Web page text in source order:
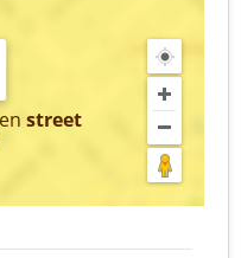
en street